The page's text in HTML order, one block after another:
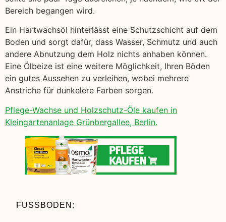
Bereich begangen wird.
Ein Hartwachsöl hinterlässt eine Schutzschicht auf dem
Boden und sorgt dafür, dass Wasser, Schmutz und auch
andere Abnutzung dem Holz nichts anhaben können.
Eine Ölbeize ist eine weitere Möglichkeit, Ihren Böden
ein gutes Aussehen zu verleihen, wobei mehrere
Anstriche für dunkelere Farben sorgen.
Pflege-Wachse und Holzschutz-Öle kaufen in
Kleingartenanlage Grünbergallee, Berlin.
FUSSBODEN: